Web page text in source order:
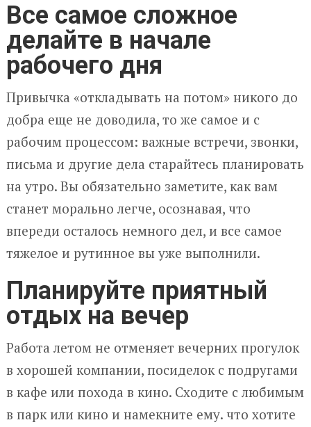
Все самое сложное
делайте в начале
рабочего дня
Привычка «откладывать на потом» никого до
добра еще не доводила, то же самое и с
рабочим процессом: важные встречи, звонки,
письма и другие дела старайтесь планировать
на утро. Вы обязательно заметите, как вам
станет морально легче, осознавая, что
впереди осталось немного дел, и все самое
тяжелое и рутинное вы уже выполнили.
Планируйте приятный
отдых на вечер
Работа летом не отменяет вечерних прогулок
в хорошей компании, посиделок с подругами
в кафе или похода в кино. Сходите с любимым
в парк или кино и намекните ему. что хотите